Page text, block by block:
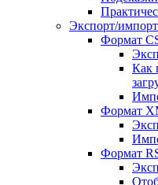
Экспорт/
Формат
Как
Формат
Формат